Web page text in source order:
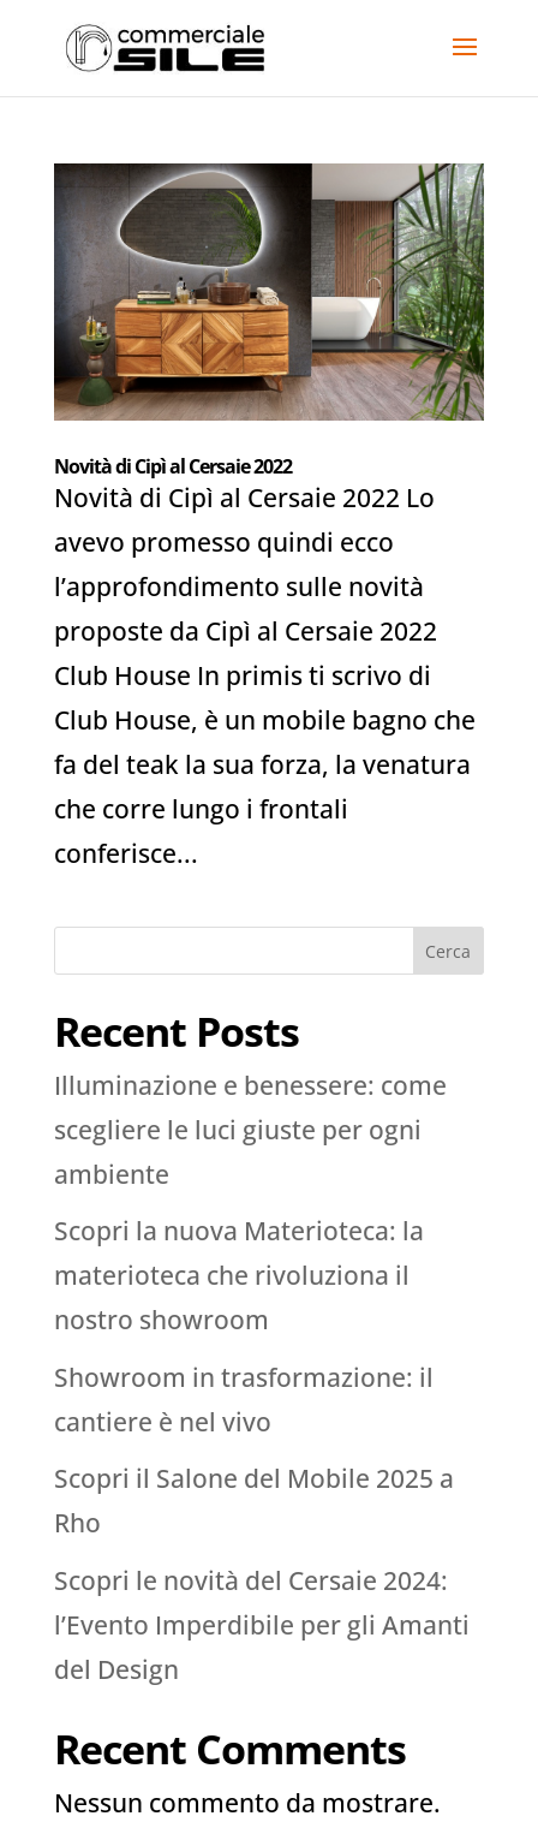
Novità di Cipì al Cersaie 2022
Novità di Cipì al Cersaie 2022 Lo
avevo promesso quindi ecco
l’approfondimento sulle novità
proposte da Cipì al Cersaie 2022
Club House In primis ti scrivo di
Club House, è un mobile bagno che
fa del teak la sua forza, la venatura
che corre lungo i frontali
conferisce...
Cerca
Recent Posts
Illuminazione e benessere: come
scegliere le luci giuste per ogni
ambiente
Scopri la nuova Materioteca: la
materioteca che rivoluziona il
nostro showroom
Showroom in trasformazione: il
cantiere è nel vivo
Scopri il Salone del Mobile 2025 a
Rho
Scopri le novità del Cersaie 2024:
l’Evento Imperdibile per gli Amanti
del Design
Recent Comments
Nessun commento da mostrare.